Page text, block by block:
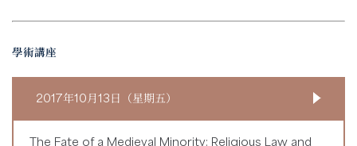
學術講座
2017年10月13日（星期五）
The Fate of a Medieval Minority: Religious Law and